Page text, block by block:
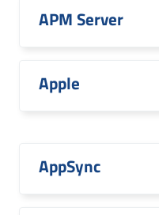
APM Server
Apple
AppSync